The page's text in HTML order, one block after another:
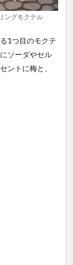
ングモクテル
1つ目のモクテ
ソーダやセル
ントに梅と、